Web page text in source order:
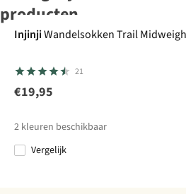
producten
Wandelsokken
Ultra Light
Wandelsokken
Tk2 Cool
Wandelsokken
Ultra Light
Wandelsokken
Tk2 Cool
InjinjiWandelsokken Trail
21
€19,95
2 kleuren beschikbaar
Vergelijk